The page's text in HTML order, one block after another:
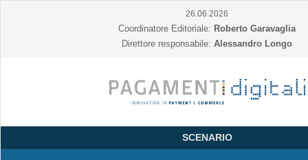
26.06.2026
Coordinatore Editoriale: Roberto Garavaglia
Direttore responsabile: Alessandro Longo
SCENARIO